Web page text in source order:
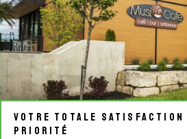
Votre totale satisfaction
priorité